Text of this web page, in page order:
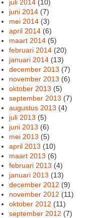
juli 2014 (10)
juni 2014 (7)
mei 2014 (3)
april 2014 (6)
maart 2014 (5)
februari 2014 (20)
januari 2014 (13)
december 2013 (7)
november 2013 (6)
oktober 2013 (5)
september 2013 (7)
augustus 2013 (4)
juli 2013 (5)
juni 2013 (6)
mei 2013 (5)
april 2013 (10)
maart 2013 (6)
februari 2013 (4)
januari 2013 (13)
december 2012 (9)
november 2012 (11)
oktober 2012 (11)
september 2012 (7)